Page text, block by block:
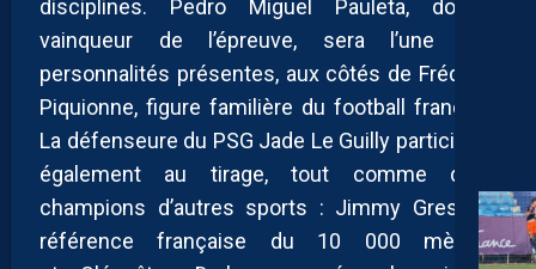
disciplines. Pedro Miguel Pauleta, double
vainqueur de l’épreuve, sera l’une des
personnalités présentes, aux côtés de Frédéric
Piquionne, figure familière du football français.
La défenseure du PSG Jade Le Guilly participera
également au tirage, tout comme deux
champions d’autres sports : Jimmy Gressier,
référence française du 10 000 mètres,